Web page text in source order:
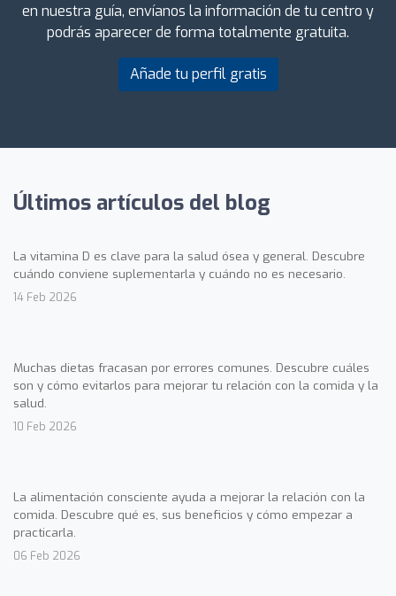
en nuestra guía, envíanos la información de tu centro y
podrás aparecer de forma totalmente gratuita.
Añade tu perfil gratis
Últimos artículos del blog
La vitamina D es clave para la salud ósea y general. Descubre
cuándo conviene suplementarla y cuándo no es necesario.
14 Feb 2026
Muchas dietas fracasan por errores comunes. Descubre cuáles
son y cómo evitarlos para mejorar tu relación con la comida y la
salud.
10 Feb 2026
La alimentación consciente ayuda a mejorar la relación con la
comida. Descubre qué es, sus beneficios y cómo empezar a
practicarla.
06 Feb 2026